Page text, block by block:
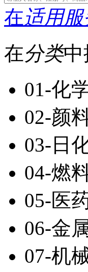
在适用
在分类中
01-化
02-颜
03-日
04-燃
05-医
06-金
07-机